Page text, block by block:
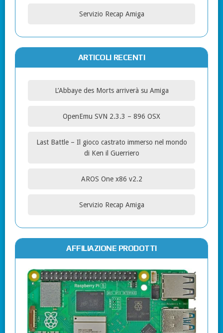
Servizio Recap Amiga
ARTICOLI RECENTI
L’Abbaye des Morts arriverà su Amiga
OpenEmu SVN 2.3.3 – 896 OSX
Last Battle – Il gioco castrato immerso nel mondo
di Ken il Guerriero
AROS One x86 v2.2
Servizio Recap Amiga
AFFILIAZIONE PRODOTTI